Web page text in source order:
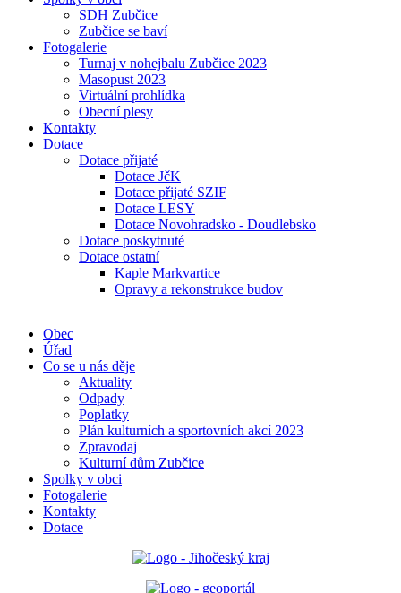
SDH Zubčice
Zubčice se baví
Fotogalerie
Turnaj v nohejbalu Zubčice 2023
Masopust 2023
Virtuální prohlídka
Obecní plesy
Kontakty
Dotace
Dotace přijaté
Dotace JčK
Dotace přijaté SZIF
Dotace LESY
Dotace Novohradsko - Doudlebsko
Dotace poskytnuté
Dotace ostatní
Kaple Markvartice
Opravy a rekonstrukce budov
Obec
Úřad
Co se u nás děje
Aktuality
Odpady
Poplatky
Plán kulturních a sportovních akcí 2023
Zpravodaj
Kulturní dům Zubčice
Spolky v obci
Fotogalerie
Kontakty
Dotace